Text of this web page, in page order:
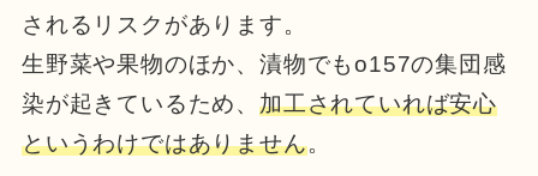
されるリスクがあります。
生野菜や果物のほか、漬物でもo157の集団感
染が起きているため、 加工されていれば安心
というわけではありません。